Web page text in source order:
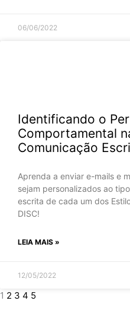
06/06/2022
Identificando o
Comportamental
Comunicação
Aprenda a enviar e-mails e
sejam personalizados ao
escrita de cada um dos
DISC!
LEIA MAIS »
12/05/2022
1 2 3 4 5